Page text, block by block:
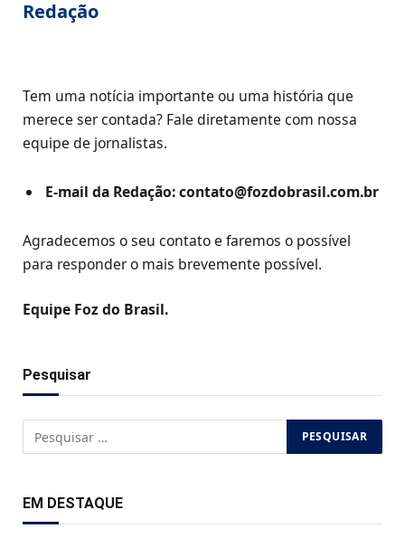
Redação
Tem uma notícia importante ou uma história que
merece ser contada? Fale diretamente com nossa
equipe de jornalistas.
E-mail da Redação:contato@fozdobrasil.com.br
Agradecemos o seu contato e faremos o possível
para responder o mais brevemente possível.
Equipe Foz do Brasil.
Pesquisar
EM DESTAQUE